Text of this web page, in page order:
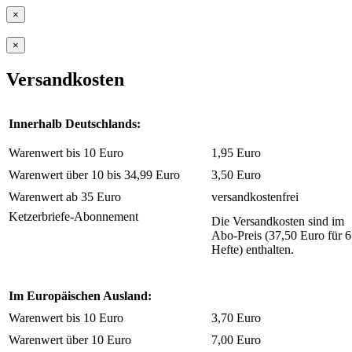
×
×
Versandkosten
Innerhalb Deutschlands:
Warenwert bis 10 Euro
1,95 Euro
Warenwert über 10 bis 34,99 Euro
3,50 Euro
Warenwert ab 35 Euro
versandkostenfrei
Ketzerbriefe-Abonnement
Die Versandkosten sind im
Abo-Preis (37,50 Euro für 6
Hefte) enthalten.
Im Europäischen Ausland:
Warenwert bis 10 Euro
3,70 Euro
Warenwert über 10 Euro
7,00 Euro